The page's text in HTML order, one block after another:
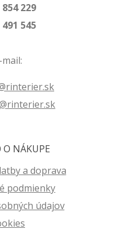
854 229
491 545
mail:
O NÁKUPE
a doprava
podmienky
údajov